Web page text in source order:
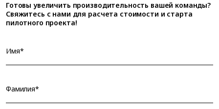
Готовы увеличить производительность вашей команды?
Свяжитесь с нами для расчета стоимости и старта
пилотного проекта!
Имя*
Фамилия*